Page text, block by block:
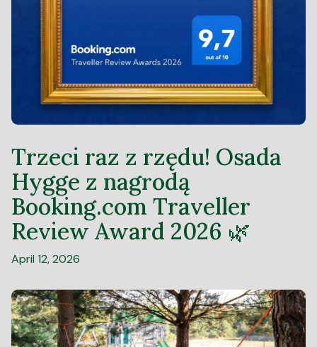
Trzeci raz z rzędu! Osada
Hygge z nagrodą
Booking.com Traveller
Review Award 2026 🌿
April 12, 2026